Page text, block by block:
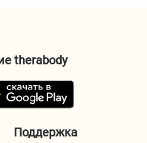
Поддержка
therabody